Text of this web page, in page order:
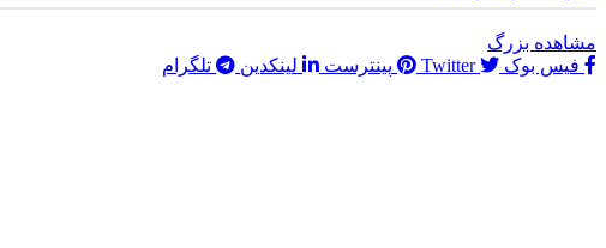
مشاهده بزرگ
فیس بوک
Twitter پینترست لینکدین تلگرام